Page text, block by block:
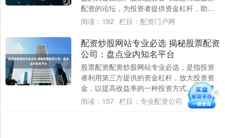
配资的论坛，为投资者提供资金杠杆，助力
他们放大收益空间。 * **放大投资规模：**....
阅读： 192 栏目： 配资门户网
配资炒股网站专业必选 揭秘股票配资
公司：盘点业内知名平台
股票配资配资炒股网站专业必选，是指投资
者利用第三方提供的资金杠杆，放大投资资
金，以提高收益率的一种投资方式。随着股
票市场的火热，股票配资公司也如雨后春笋
阅读： 157 栏目： 专业配资公司